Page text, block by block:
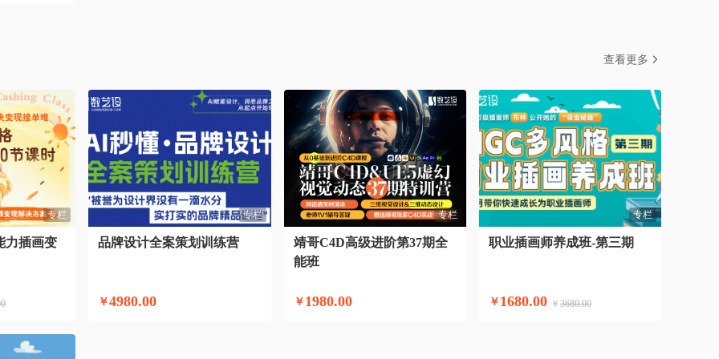
查看更多
专栏
力插画变
专栏
品牌设计全案策划训练营
￥4980.00
专栏
靖哥C4D高级进阶第37期全
能班
￥ 1980.00
专栏
职业插画师养成班-第三期
￥ 1680.00 ￥ 3680.00